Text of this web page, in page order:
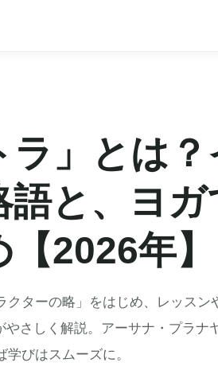
ラ」とは
語と、ヨガ
2026年】
クターの略」をはじめ、レッス
やさしく解説。アーサナ・プラナ
びはスムーズに。